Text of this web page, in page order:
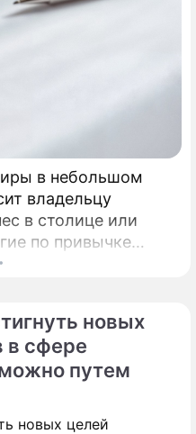
в небольшом
владельцу
в столице или
по привычке
в жилье нужно
новых
в сфере
путем